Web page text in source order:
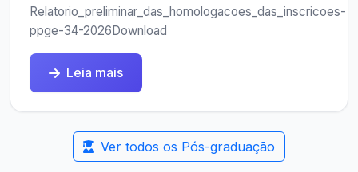
Relatorio_preliminar_das_homologacoes_das_inscricoes-
ppge-34-2026Download
Leia mais
Ver todos os Pós-graduação